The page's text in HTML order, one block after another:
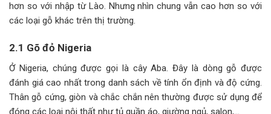
hơn so với nhập từ Lào. Nhưng nhìn chung vẫn cao hơn so với
các loại gỗ khác trên thị trường.
2.1 Gõ đỏ Nigeria
Ở Nigeria, chúng được gọi là cây Aba. Đây là dòng gỗ được
đánh giá cao nhất trong danh sách về tính ổn định và độ cứng.
Thân gỗ cứng, giòn và chắc chắn nên thường được sử dụng để
đóng các loại nội thất như tủ quần áo, giường ngủ, salon,…